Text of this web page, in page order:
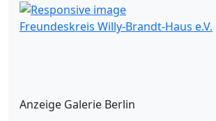
Freundeskreis Willy-Brandt-Haus e.V.
Anzeige Galerie Berlin